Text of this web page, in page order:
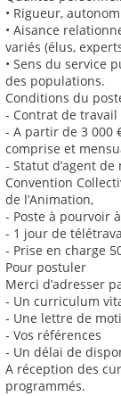
• Rigueur,
• Aisance
variés (élus,
• Sens du service
des populations.
Conditions du
- Contrat de travail
- A partir de 3 000
comprise et
- Statut d’agent
Convention
de l’Animation,
- Poste à pourvoir
- 1 jour de
- Prise en charge
Pour postuler
Merci d’adresser
- Un curriculum
- Une lettre de
- Vos références
- Un délai de
A réception des
programmés.